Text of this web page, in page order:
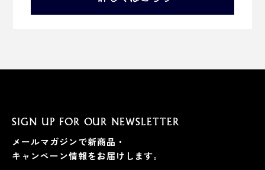
SIGN UP FOR OUR NEWSLETTER
メールマガジンで新商品・
キャンペーン情報をお届けします。